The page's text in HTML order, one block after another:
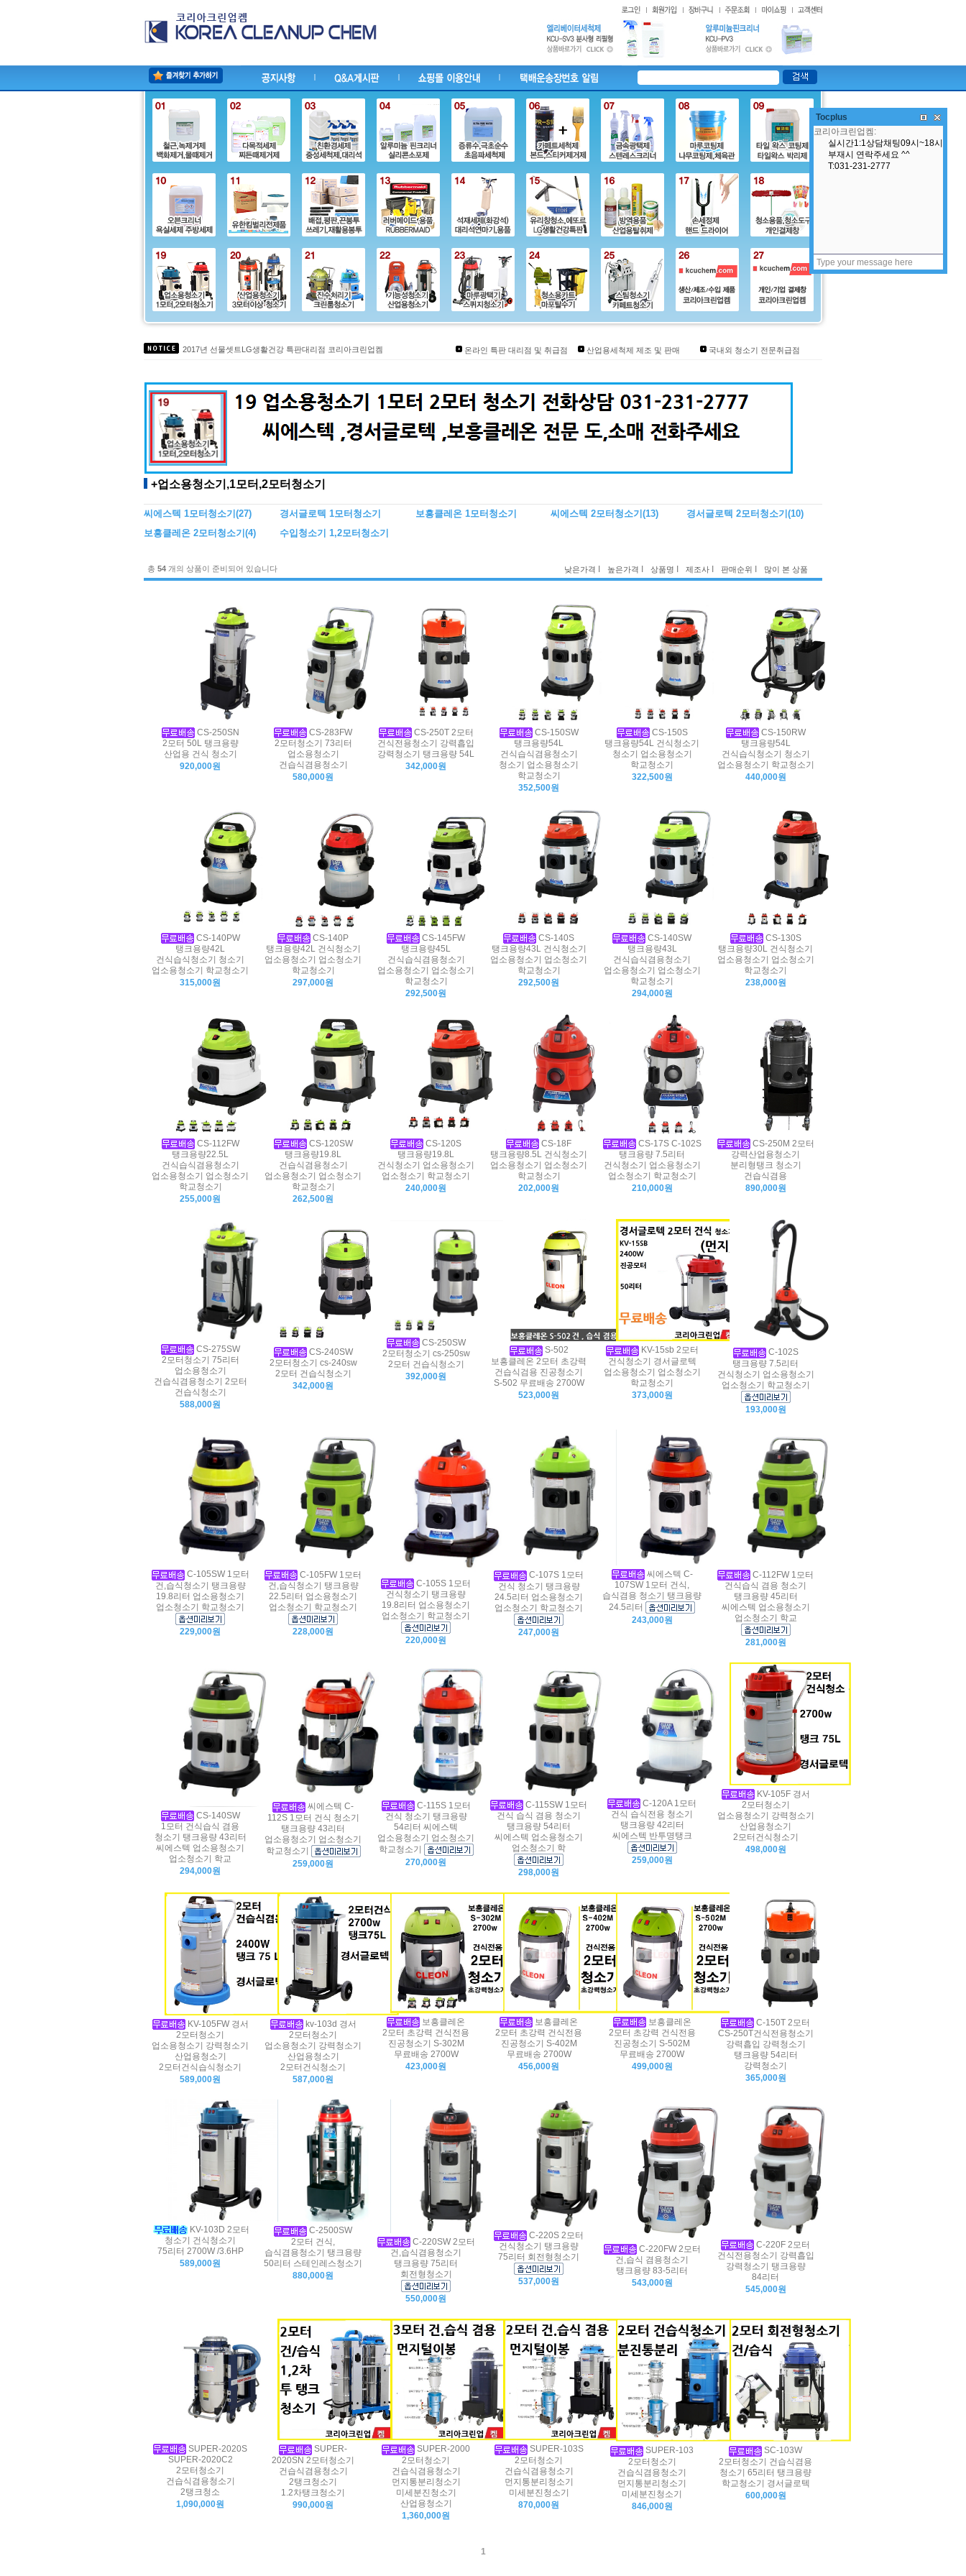
무독성세정제 에코트 입점 도,소매 약품상담환영
2017년9월 택배사 변경안내 [로젠택배 발송안내]
온라인 특판 대리점 및 취급점 산업용세척제 제조 및 판매 국내외 청소기 전문취급점
+업소용청소기,1모터,2모터청소기
씨에스텍 1모터청소기 (27) 경서글로텍 1모터청소기 보흥클레온 1모터청소기 씨에스텍 2모터청소기(13) 경서글로텍 2모터청소기(10)
보흥클레온 2모터청소기 (4) 수입청소기 1,2모터청소기
총 54 개의 상품이 준비되어 있습니다 낮은가격 높은가격 상품명 제조사 판매순위 많이 본 상품
CS-250SN
2모터 50L 탱크용량
산업용 건식 청소기
920,000원
CS-283FW
2모터청소기 73리터
업소용청소기
건습식겸용청소기
580,000원
CS-250T 2모터
건식전용청소기 강력흡입
강력청소기 탱크용량 54L
342,000원
CS-150SW
탱크용량54L
건식습식겸용청소기
청소기 업소용청소기
학교청소기
352,500원
CS-150S
탱크용량54L 건식청소기
청소기 업소용청소기
학교청소기
322,500원
CS-150RW
탱크용량54L
건식습식청소기 청소기
업소용청소기 학교청소기
440,000원
CS-140PW
탱크용량42L
건식습식청소기 청소기
업소용청소기 학교청소기
315,000원
CS-140P
탱크용량42L 건식청소기
업소용청소기 업소청소기
학교청소기
297,000원
CS-145FW
탱크용량45L
건식습식겸용청소기
업소용청소기 업소청소기
학교청소기
292,500원
CS-140S
탱크용량43L 건식청소기
업소용청소기 업소청소기
학교청소기
292,500원
CS-140SW
탱크용량43L
건식습식겸용청소기
업소용청소기 업소청소기
학교청소기
294,000원
CS-130S
탱크용량30L 건식청소기
업소용청소기 업소청소기
학교청소기
238,000원
CS-112FW
탱크용량22.5L
건식습식겸용청소기
업소용청소기 업소청소기
학교청소기
255,000원
CS-120SW
탱크용량19.8L
건습식겸용청소기
업소용청소기 업소청소기
학교청소기
262,500원
CS-120S
탱크용량19.8L
건식청소기 업소용청소기
업소청소기 학교청소기
240,000원
CS-18F
탱크용량8.5L 건식청소기
업소용청소기 업소청소기
학교청소기
202,000원
CS-17S C-102S
탱크용량 7.5리터
건식청소기 업소용청소기
업소청소기 학교청소기
210,000원
CS-250M 2모터
강력산업용청소기
분리형탱크 청소기
건습식겸용
890,000원
CS-275SW
2모터청소기 75리터
업소용청소기
건습식겸용청소기 2모터
건습식청소기
588,000원
CS-240SW
2모터청소기 cs-240sw
2모터 건습식청소기
342,000원
CS-250SW
2모터청소기 cs-250sw
2모터 건습식청소기
392,000원
S-502
보흥클레온 2모터 초강력
건습식검용 진공청소기
S-502 무료배송 2700W
523,000원
KV-15sb 2모터
건식청소기 경서글로텍
업소용청소기 업소청소기
학교청소기
373,000원
C-102S
탱크용량 7.5리터
건식청소기 업소용청소기
업소청소기 학교청소기
193,000원
C-105SW 1모터
건,습식청소기 탱크용량
19.8리터 업소용청소기
업소청소기 학교청소기
229,000원
C-105FW 1모터
건,습식청소기 탱크용량
22.5리터 업소용청소기
업소청소기 학교청소기
228,000원
C-105S 1모터
건식청소기 탱크용량
19.8리터 업소용청소기
업소청소기 학교청소기
220,000원
C-107S 1모터
건식 청소기 탱크용량
24.5리터 업소용청소기
업소청소기 학교청소기
247,000원
씨에스텍 C-
107SW 1모터 건식,
습식겸용 청소기 탱크용량
24.5리터
243,000원
C-112FW 1모터
건식습식 겸용 청소기
탱크용량 45리터
씨에스텍 업소용청소기
업소청소기 학교
281,000원
CS-140SW
1모터 건식습식 겸용
청소기 탱크용량 43리터
씨에스텍 업소용청소기
업소청소기 학교
294,000원
씨에스텍 C-
112S 1모터 건식 청소기
탱크용량 43리터
업소용청소기 업소청소기
학교청소기
259,000원
C-115S 1모터
건식 청소기 탱크용량
54리터 씨에스텍
업소용청소기 업소청소기
학교청소기
270,000원
C-115SW 1모터
건식 습식 겸용 청소기
탱크용량 54리터
씨에스텍 업소용청소기
업소청소기 학
298,000원
C-120A 1모터
건식 습식전용 청소기
탱크용량 42리터
씨에스텍 반투명탱크
259,000원
KV-105F 경서
2모터청소기
업소용청소기 강력청소기
산업용청소기
2모터건식청소기
498,000원
KV-105FW 경서
2모터청소기
업소용청소기 강력청소기
산업용청소기
2모터건식습식청소기
589,000원
kv-103d 경서
2모터청소기
업소용청소기 강력청소기
산업용청소기
2모터건식청소기
587,000원
보흥클레온
2모터 초강력 건식전용
진공청소기 S-302M
무료배송 2700W
423,000원
보흥클레온
2모터 초강력 건식전용
진공청소기 S-402M
무료배송 2700W
456,000원
보흥클레온
2모터 초강력 건식전용
진공청소기 S-502M
무료배송 2700W
499,000원
C-150T 2모터
CS-250T건식전용청소기
강력흡입 강력청소기
탱크용량 54리터
강력청소기
365,000원
KV-103D 2모터
청소기 건식청소기
75리터 2700W /3.6HP
589,000원
C-2500SW
2모터 건식,
습식겸용청소기 탱크용량
50리터 스테인레스청소기
880,000원
C-220SW 2모터
건,습식겸용청소기
탱크용량 75리터
회전형청소기
550,000원
C-220S 2모터
건식청소기 탱크용량
75리터 회전형청소기
537,000원
C-220FW 2모터
건,습식 겸용청소기
탱크용량 83-5리터
543,000원
C-220F 2모터
건식전용청소기 강력흡입
강력청소기 탱크용량
84리터
545,000원
SUPER-2020S
SUPER-2020C2
2모터청소기
건습식겸용청소기
2탱크청소
1,090,000원
SUPER-
2020SN 2모터청소기
건습식겸용청소기
2탱크청소기
1.2차탱크청소기
990,000원
SUPER-2000
2모터청소기
건습식겸용청소기
먼지통분리청소기
미세분진청소기
산업용청소기
1,360,000원
SUPER-103S
2모터청소기
건습식겸용청소기
먼지통분리청소기
미세분진청소기
870,000원
SUPER-103
2모터청소기
건습식겸용청소기
먼지통분리청소기
미세분진청소기
846,000원
SC-103W
2모터청소기 건습식겸용
청소기 65리터 탱크용량
학교청소기 경서글로텍
600,000원
1
Tocplus